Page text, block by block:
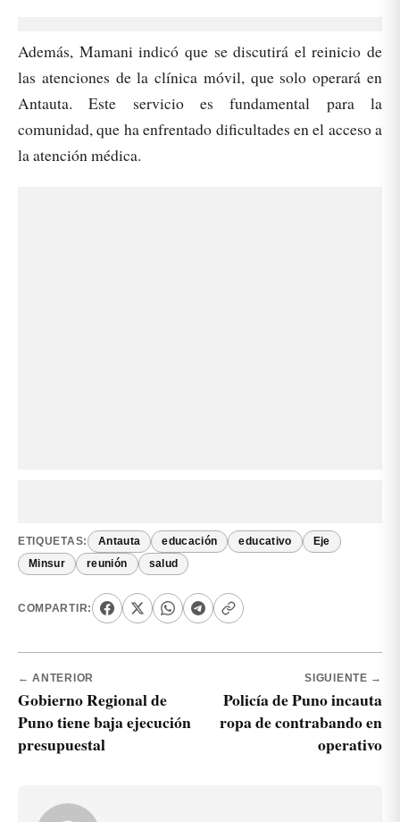
Además, Mamani indicó que se discutirá el reinicio de
las atenciones de la clínica móvil, que solo operará en
Antauta. Este servicio es fundamental para la
comunidad, que ha enfrentado dificultades en el acceso a
la atención médica.
ETIQUETAS: Antauta educación educativo Eje
Minsur reunión salud
COMPARTIR:
← ANTERIOR
Gobierno Regional de
Puno tiene baja ejecución
presupuestal
SIGUIENTE →
Policía de Puno incauta
ropa de contrabando en
operativo